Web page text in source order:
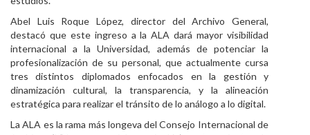
Abel Luis Roque López, director del Archivo General,
destacó que este ingreso a la ALA dará mayor visibilidad
internacional a la Universidad, además de potenciar la
profesionalización de su personal, que actualmente cursa
tres distintos diplomados enfocados en la gestión y
dinamización cultural, la transparencia, y la alineación
estratégica para realizar el tránsito de lo análogo a lo digital.
La ALA es la rama más longeva del Consejo Internacional de